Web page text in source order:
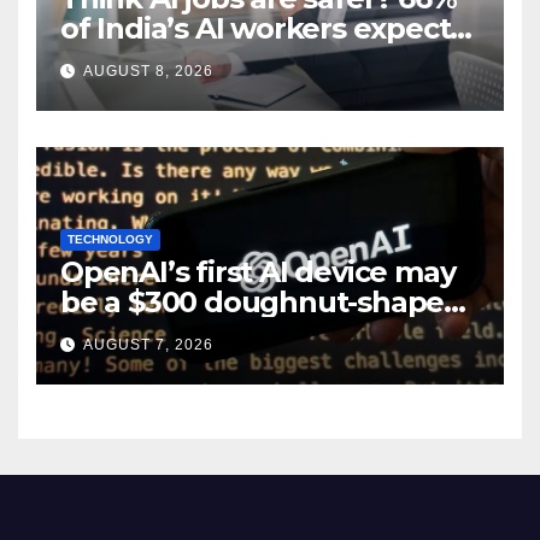
of India’s AI workers expect
layoffs
AUGUST 8, 2026
TECHNOLOGY
OpenAI’s first AI device may
be a $300 doughnut-shaped
smart speaker: Report
AUGUST 7, 2026